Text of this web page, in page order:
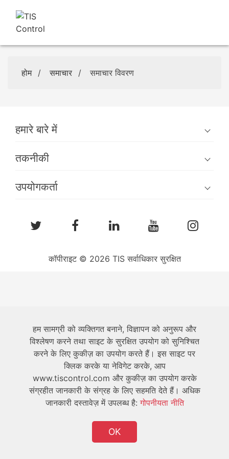
होम / समाचार / समाचार विवरण
हमारे बारे में
तकनीकी
उपयोगकर्ता
कॉपीराइट © 2026 TIS सर्वाधिकार सुरक्षित
हम सामग्री को व्यक्तिगत बनाने, विज्ञापन को अनुरूप और
विश्लेषण करने तथा साइट के सुरक्षित उपयोग को सुनिश्चित
करने के लिए कुकीज़ का उपयोग करते हैं। इस साइट पर
क्लिक करके या नेविगेट करके, आप
www.tiscontrol.com और कुकीज़ का उपयोग करके
संग्रहीत जानकारी के संग्रह के लिए सहमति देते हैं। अधिक
जानकारी दस्तावेज़ में उपलब्ध है:गोपनीयता नीति
OK